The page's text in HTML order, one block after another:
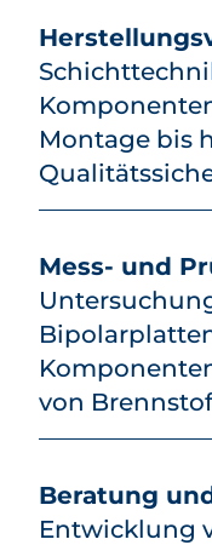
Montage bis
Mess- und
von
Beratung
Entwicklung